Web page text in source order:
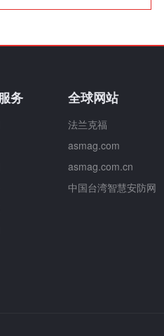
务 全球网站
法兰克福
asmag.com
asmag.com.cn
中国台湾智慧安防网